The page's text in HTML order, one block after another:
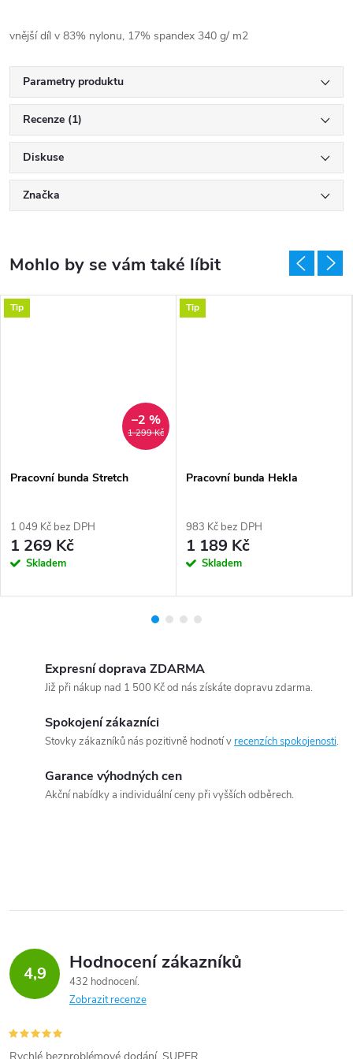
Expresní doprava ZDARMA
Již při nákup nad 1 500 Kč od nás získáte dopravu zdarma.
Spokojení zákazníci
Stovky zákazníků nás pozitivně hodnotí v recenzích spokojenosti.
Garance výhodných cen
Akční nabídky a individuální ceny při vyšších odběrech.
vnější díl v 83% nylonu, 17% spandex 340 g/ m2
Parametry produktu
Recenze (1)
Diskuse
Značka
Tip
1 299 Kč
–2 %
Pracovní bunda Stretch
1 049 Kč bez DPH
1 269 Kč
Skladem
Tip
Pracovní bunda Hekla
983 Kč bez DPH
1 189 Kč
Skladem
4,9 Hodnocení zákazníků
432 hodnocení
Zobrazit recenze